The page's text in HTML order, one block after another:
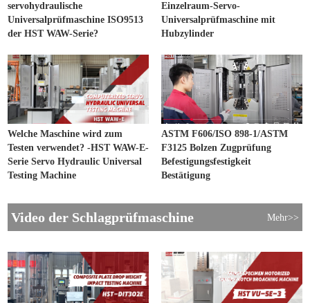
servohydraulische
Universalprüfmaschine ISO9513
der HST WAW-Serie?
Einzelraum-Servo-
Universalprüfmaschine mit
Hubzylinder
Welche Maschine wird zum
Testen verwendet? -HST WAW-E-
Serie Servo Hydraulic Universal
Testing Machine
ASTM F606/ISO 898-1/ASTM
F3125 Bolzen Zugprüfung
Befestigungsfestigkeit
Bestätigung
Video der Schlagprüfmaschine Mehr>>